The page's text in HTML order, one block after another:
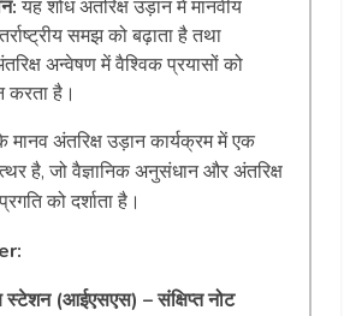
यह शोध अंतरिक्ष उड़ान में मानवीय
समझ को बढ़ाता है तथा
अन्वेषण में वैश्विक प्रयासों को
करता है।
अंतरिक्ष उड़ान कार्यक्रम में एक
है, जो वैज्ञानिक अनुसंधान और अंतरिक्ष
को दर्शाता है।
स्टेशन (आईएसएस) – संक्षिप्त नोट